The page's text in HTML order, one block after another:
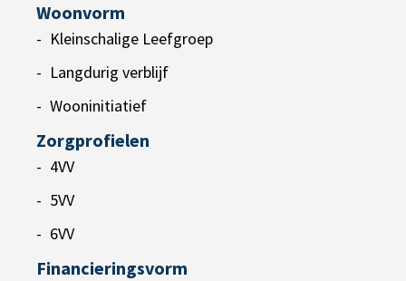
Woonvorm
Kleinschalige Leefgroep
Langdurig verblijf
Wooninitiatief
Zorgprofielen
4VV
5VV
6VV
Financieringsvorm